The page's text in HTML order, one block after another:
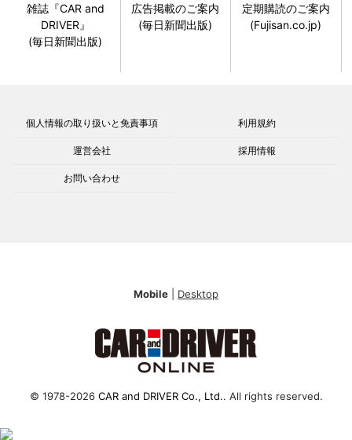
雑誌『CAR and
DRIVER』
(毎日新聞出版)
広告掲載のご案内
(毎日新聞出版)
定期購読のご案内
(Fujisan.co.jp)
個人情報の取り扱いと免責事項 利用規約
運営会社 採用情報
お問い合わせ
Mobile Desktop
© 1978-2026 CAR and DRIVER Co., Ltd.. All rights reserved.